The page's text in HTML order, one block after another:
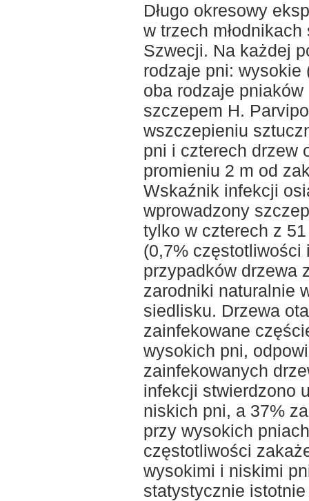
Długo okresowy
w trzech
Szwecji. Na każdej
rodzaje pni: wysokie
oba rodzaje
szczepem H.
wszczepieniu
pni i czterech drzew
promieniu 2 m od
Wskaźnik infekcji
wprowadzony
tylko w czterech z
(0,7%
przypadków drzewa
zarodniki naturalnie
siedlisku. Drzewa
zainfekowane
wysokich pni,
zainfekowanych
infekcji stwierdzono
niskich pni, a 37%
przy wysokich
częstotliwości
wysokimi i niskimi
statystycznie